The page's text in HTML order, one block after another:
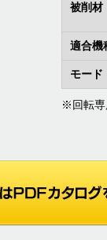
被削材
適合機
モード
※回転専